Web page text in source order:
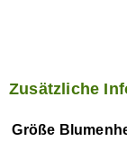
Zusätzliche
Größe